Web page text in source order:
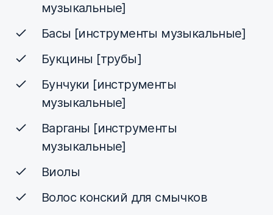
музыкальные]
Басы [инструменты музыкальные]
Букцины [трубы]
Бунчуки [инструменты
музыкальные]
Варганы [инструменты
музыкальные]
Виолы
Волос конский для смычков